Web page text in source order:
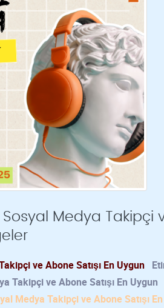
Sosyal Medya Takipçi
ve Abone Satışı En Uygun
Takipçi ve Abone Satışı En Uygun
Medya Takipçi ve Abone Satışı